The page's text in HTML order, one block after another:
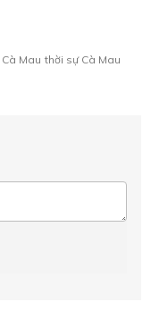
Mau thời sự Cà Mau